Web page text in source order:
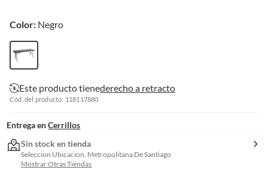
Color: Negro
Este producto tienederecho a retracto
Cód. del producto: 118117880
Entrega en Cerrillos
Sin stock en tienda
Seleccion Ubicacion, Metropolitana De Santiago
Mostrar Otras Tiendas